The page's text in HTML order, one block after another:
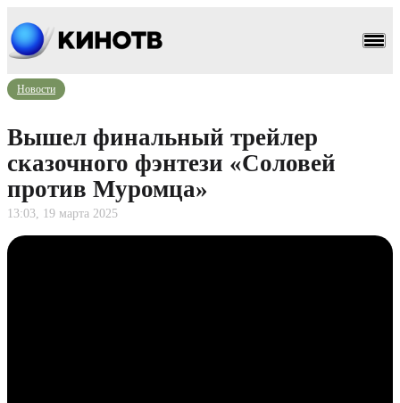
Новости
Вышел финальный трейлер
сказочного фэнтези «Соловей
против Муромца»
13:03, 19 марта 2025